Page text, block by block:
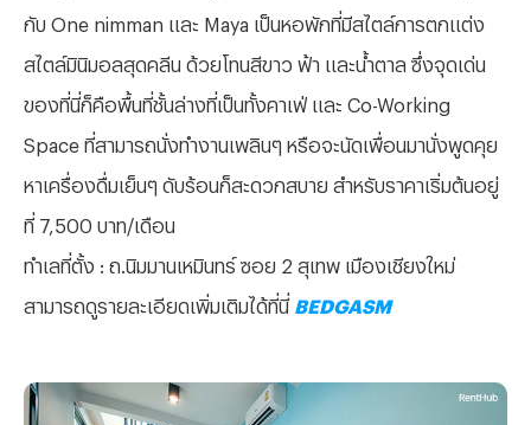
กับ One nimman และ Maya เป็นหอพักที่มีสไตล์การตกแต่ง
สไตล์มินิมอลสุดคลีน ด้วยโทนสีขาว ฟ้า และน้ำตาล ซึ่งจุดเด่น
ของที่นี่ก็คือพื้นที่ชั้นล่างที่เป็นทั้งคาเฟ่ และ Co-Working
Space ที่สามารถนั่งทำงานเพลินๆ หรือจะนัดเพื่อนมานั่งพูดคุย
หาเครื่องดื่มเย็นๆ ดับร้อนก็สะดวกสบาย สำหรับราคาเริ่มต้นอยู่
ที่ 7,500 บาท/เดือน
ทำเลที่ตั้ง : ถ.นิมมานเหมินทร์ ซอย 2 สุเทพ เมืองเชียงใหม่
สามารถดูรายละเอียดเพิ่มเติมได้ที่นี่ BEDGASM